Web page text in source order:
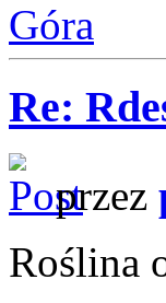
Góra
Re:
przez
Roślina